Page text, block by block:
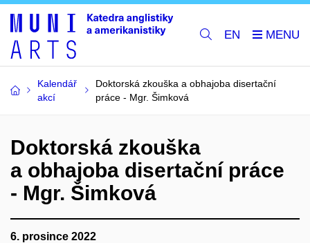
EN
Kalendář
akcí
Doktorská zkouška a obhajoba disertační
práce - Mgr. Šimková
Doktorská zkouška
a obhajoba disertační práce
- Mgr. Šimková
6. prosince 2022